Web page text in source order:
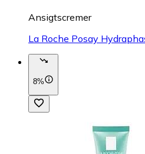
Ansigtscremer
La Roche Posay
8%